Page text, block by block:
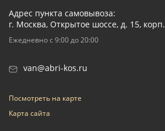
Адрес пункта самовывоза:
г. Москва, Открытое шоссе, д. 15,
Ежедневно с 9:00 до 20:00
van@abri-kos.ru
Посмотреть на карте
Карта сайта